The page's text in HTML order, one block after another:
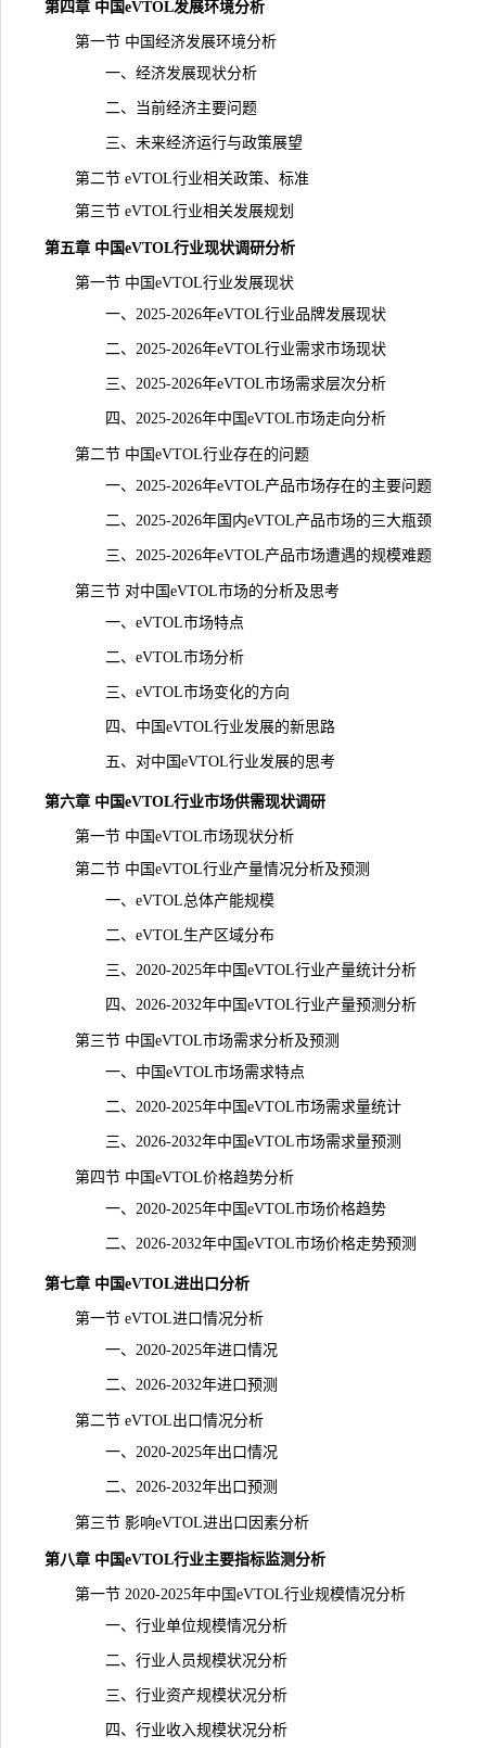
第四章 中国eVTOL发展环境分析
第一节 中国经济发展环境分析
一、经济发展现状分析
二、当前经济主要问题
三、未来经济运行与政策展望
第二节 eVTOL行业相关政策、标准
第三节 eVTOL行业相关发展规划
第五章 中国eVTOL行业现状调研分析
第一节 中国eVTOL行业发展现状
一、2025-2026年eVTOL行业品牌发展现状
二、2025-2026年eVTOL行业需求市场现状
三、2025-2026年eVTOL市场需求层次分析
四、2025-2026年中国eVTOL市场走向分析
第二节 中国eVTOL行业存在的问题
一、2025-2026年eVTOL产品市场存在的主要问题
二、2025-2026年国内eVTOL产品市场的三大瓶颈
三、2025-2026年eVTOL产品市场遭遇的规模难题
第三节 对中国eVTOL市场的分析及思考
一、eVTOL市场特点
二、eVTOL市场分析
三、eVTOL市场变化的方向
四、中国eVTOL行业发展的新思路
五、对中国eVTOL行业发展的思考
第六章 中国eVTOL行业市场供需现状调研
第一节 中国eVTOL市场现状分析
第二节 中国eVTOL行业产量情况分析及预测
一、eVTOL总体产能规模
二、eVTOL生产区域分布
三、2020-2025年中国eVTOL行业产量统计分析
四、2026-2032年中国eVTOL行业产量预测分析
第三节 中国eVTOL市场需求分析及预测
一、中国eVTOL市场需求特点
二、2020-2025年中国eVTOL市场需求量统计
三、2026-2032年中国eVTOL市场需求量预测
第四节 中国eVTOL价格趋势分析
一、2020-2025年中国eVTOL市场价格趋势
二、2026-2032年中国eVTOL市场价格走势预测
第七章 中国eVTOL进出口分析
第一节 eVTOL进口情况分析
一、2020-2025年进口情况
二、2026-2032年进口预测
第二节 eVTOL出口情况分析
一、2020-2025年出口情况
二、2026-2032年出口预测
第三节 影响eVTOL进出口因素分析
第八章 中国eVTOL行业主要指标监测分析
第一节 2020-2025年中国eVTOL行业规模情况分析
一、行业单位规模情况分析
二、行业人员规模状况分析
三、行业资产规模状况分析
四、行业收入规模状况分析